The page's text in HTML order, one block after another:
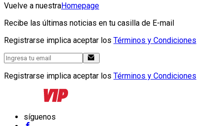
Vuelve a nuestraHomepage
Recibe las últimas noticias en tu casilla de E-mail
Registrarse implica aceptar los Términos y Condiciones
Registrarse implica aceptar los Términos y Condiciones
síguenos